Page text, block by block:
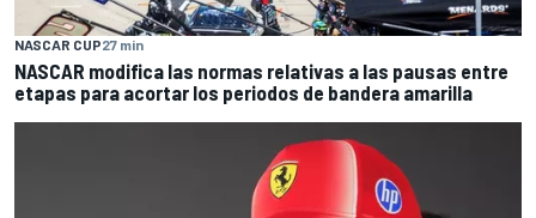
NASCAR CUP27 min
NASCAR modifica las normas relativas a las pausas entre
etapas para acortar los periodos de bandera amarilla